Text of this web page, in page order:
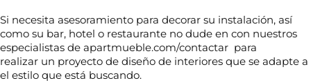
Si necesita asesoramiento para decorar su instalación, así
como su bar, hotel o restaurante no dude en con nuestros
especialistas de apartmueble.com/contactar para
realizar un proyecto de diseño de interiores que se adapte a
el estilo que está buscando.